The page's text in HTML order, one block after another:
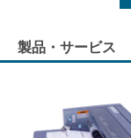
製品・サービス